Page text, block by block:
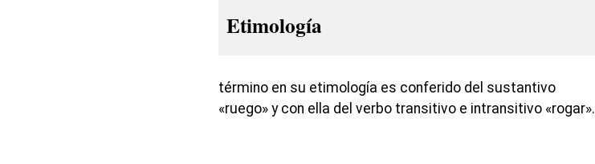
Etimología
término en su etimología es conferido del sustantivo
«ruego» y con ella del verbo transitivo e intransitivo «rogar».